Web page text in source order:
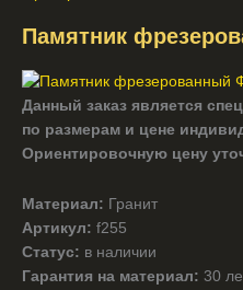
Памятник
Данный заказ является
по размерам и цене
Ориентировочную цену
Материал: Гранит
Артикул: f255
Статус: в наличии
Гарантия на материал: 30